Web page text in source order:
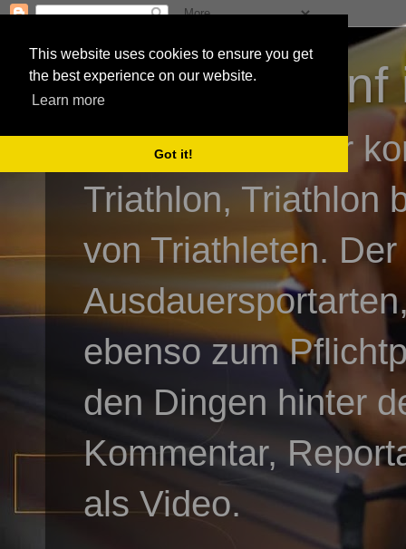
This website uses cookies to ensure you get
the best experience on our website.
Learn more
Got it!
3athlon - #dnf
Kai Baumgartner
Triathlon, Triathlon
von Triathleten.
ebenso zum
den Dingen hinter
Kommentar,
als Video.